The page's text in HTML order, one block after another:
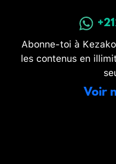
Abonne-toi à
les contenus en
Voir